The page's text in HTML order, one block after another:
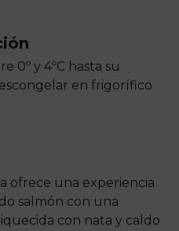
0º y 4ºC hasta su
en frigorífico
ofrece una experiencia
salmón con una
con nata y caldo